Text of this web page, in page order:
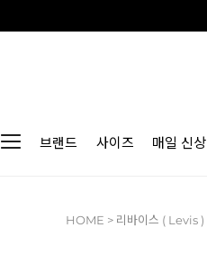
브랜드 사이즈 매일 신상
HOME > 리바이스 ( Levis )